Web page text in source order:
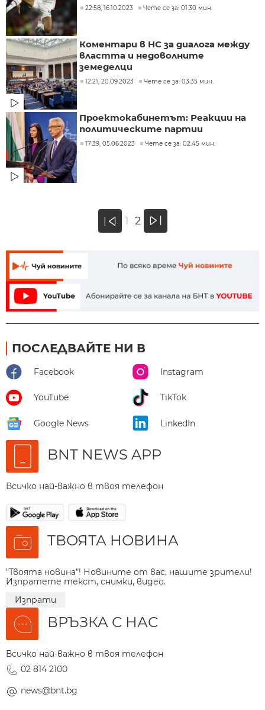
22:58, 16.10.2023 Чете се за: 01:30 мин.
Коментари в НС за диалога между
властта и недоволните
земеделци
12:21, 20.09.2023 Чете се за: 03:35 мин.
Проектокабинетът: Реакции на
политическите партии
17:39, 05.06.2023 Чете се за: 02:45 мин.
« 1 2 »
ПОСЛЕДВАЙТЕ НИ В
Facebook Instagram
YouTube TikTok
Google News LinkedIn
BNT NEWS APP
Всичко най-важно в твоя телефон
ТВОЯТА НОВИНА
"Твоята новина"! Новините от вас, нашите зрители!
Изпратете текст, снимки, видео.
Изпрати
ВРЪЗКА С НАС
Всичко най-важно в твоя телефон
02 814 2100
news@bnt.bg